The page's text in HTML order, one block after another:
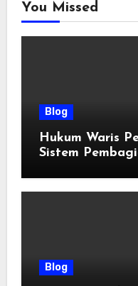
You Missed
Blog
Hukum Waris
Sistem
Blog